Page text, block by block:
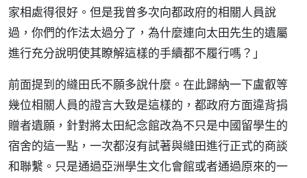
家相處得很好。但是我曾多次向都政府的相關人員說
過，你們的作法太過分了，為什麼連向太田先生的遺屬
進行充分說明使其瞭解這樣的手續都不履行嗎？」
前面提到的縫田氏不願多說什麼。在此歸納一下盧叡等
幾位相關人員的證言大致是這樣的，都政府方面違背捐
贈者遺願，針對將太田紀念館改為不只是中國留學生的
宿舍的這一點，一次都沒有試著與縫田進行正式的商談
和聯繫。只是通過亞洲學生文化會館或者通過原來的一